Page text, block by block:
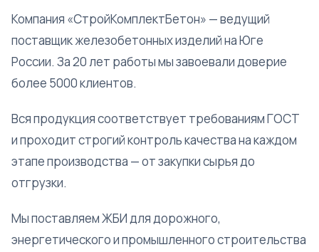
Компания «СтройКомплектБетон» — ведущий
поставщик железобетонных изделий на Юге
России. За 20 лет работы мы завоевали доверие
более 5000 клиентов.
Вся продукция соответствует требованиям ГОСТ
и проходит строгий контроль качества на каждом
этапе производства — от закупки сырья до
отгрузки.
Мы поставляем ЖБИ для дорожного,
энергетического и промышленного строительства